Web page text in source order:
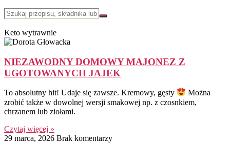
Keto wytrawnie
NIEZAWODNY DOMOWY MAJONEZ Z
UGOTOWANYCH JAJEK
To absolutny hit! Udaje się zawsze. Kremowy, gęsty
Można
zrobić także w dowolnej wersji smakowej np. z czosnkiem,
chrzanem lub ziołami.
Czytaj więcej »
29 marca, 2026 Brak komentarzy